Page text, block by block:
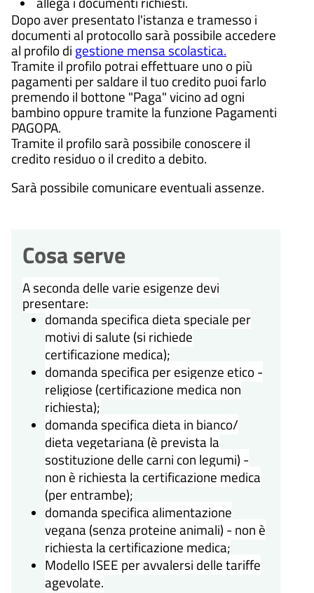
Dopo aver presentato l'istanza e tramesso i
documenti al protocollo sarà possibile accedere
al profilo di gestione mensa scolastica.
Tramite il profilo potrai effettuare uno o più
pagamenti per saldare il tuo credito puoi farlo
premendo il bottone "Paga" vicino ad ogni
bambino oppure tramite la funzione Pagamenti
PAGOPA.
Tramite il profilo sarà possibile conoscere il
credito residuo o il credito a debito.
Sarà possibile comunicare eventuali assenze.
Cosa serve
A seconda delle varie esigenze devi
presentare:
domanda specifica dieta speciale per
motivi di salute (si richiede
certificazione medica);
domanda specifica per esigenze etico -
religiose (certificazione medica non
richiesta);
domanda specifica dieta in bianco/
dieta vegetariana (è prevista la
sostituzione delle carni con legumi) -
non è richiesta la certificazione medica
(per entrambe);
domanda specifica alimentazione
vegana (senza proteine animali) - non è
richiesta la certificazione medica;
Modello ISEE per avvalersi delle tariffe
agevolate.